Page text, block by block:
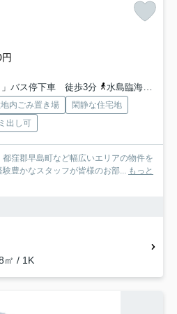
」バス停下車 徒歩3分
水島臨海鉄道「福井」駅 徒歩34分
内ごみ置き場
閑静な住宅地
出し可
窪郡早島町など幅広いエリアの物件を
豊かなスタッフが皆様のお部... もっと
㎡ / 1K